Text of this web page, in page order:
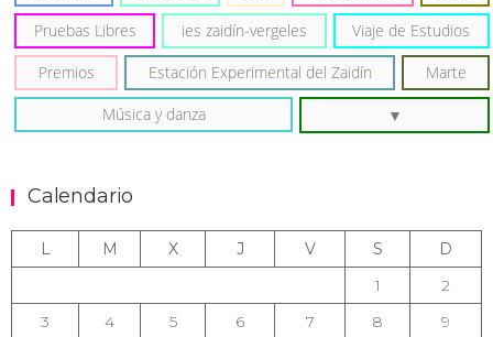
Pruebas Libres ies zaidín-vergeles Viaje de Estudios
Premios Estación Experimental del Zaidín Marte
Música y danza
Calendario
L M X J V S
D
1
2
3
4 5 6 7 8 9